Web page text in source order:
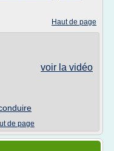
Haut de page
voir la vidéo
de page